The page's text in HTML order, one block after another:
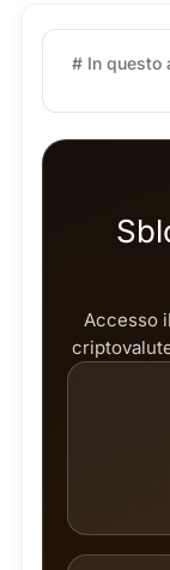
# In questo
Accesso